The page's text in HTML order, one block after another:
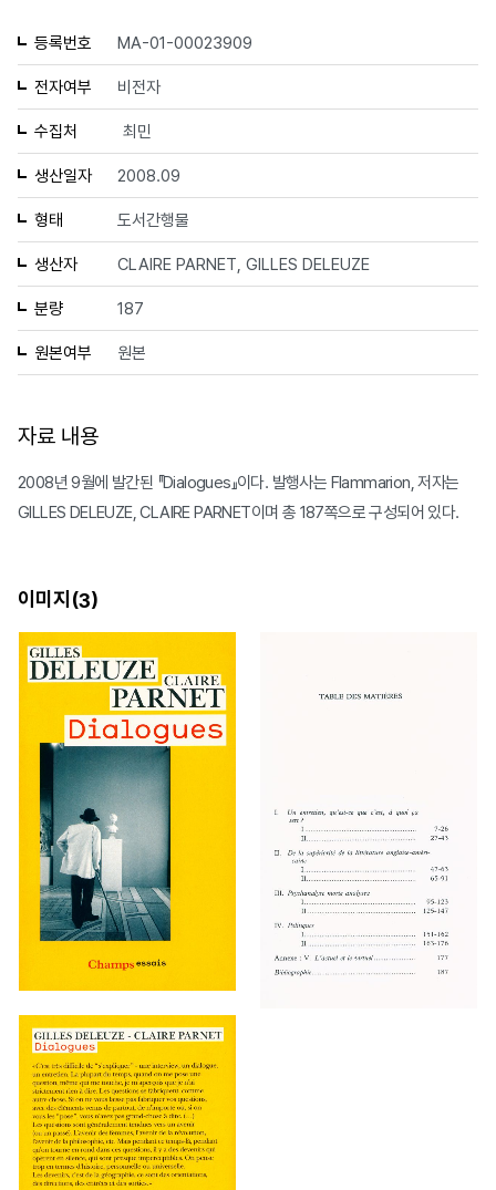
등록번호 MA-01-00023909
전자여부 비전자
수집처 최민
생산일자 2008.09
형태 도서간행물
생산자 CLAIRE PARNET, GILLES DELEUZE
분량 187
원본여부 원본
자료 내용
2008년 9월에 발간된 『Dialogues』이다. 발행사는 Flammarion, 저자는
GILLES DELEUZE, CLAIRE PARNET이며 총 187쪽으로 구성되어 있다.
이미지(3)